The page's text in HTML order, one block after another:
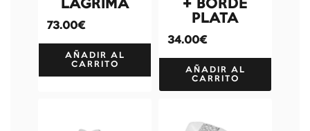
LAGRIMA
73.00€
AÑADIR AL
CARRITO
+ BORDE
PLATA
34.00€
AÑADIR AL
CARRITO